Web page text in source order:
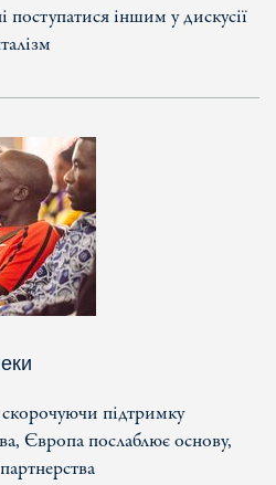
іншим у дискусії
підтримку
Європа послаблює основу,